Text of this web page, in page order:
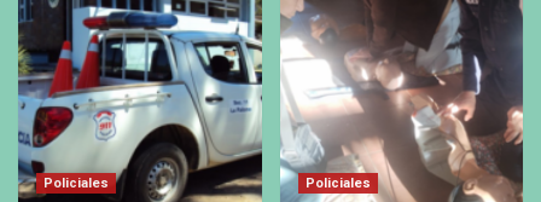
Policiales Policiales